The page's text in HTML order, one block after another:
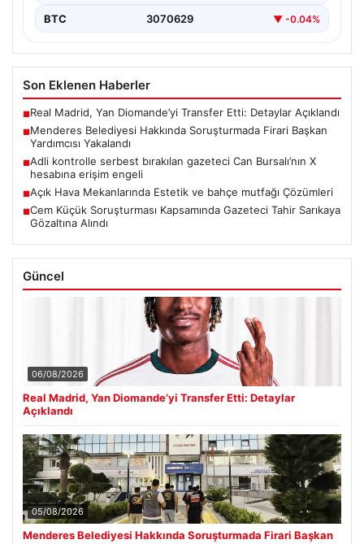
BTC 3070629 ▼ -0.04%
Son Eklenen Haberler
■Real Madrid, Yan Diomande’yi Transfer Etti: Detaylar Açıklandı
■Menderes Belediyesi Hakkında Soruşturmada Firari Başkan
Yardımcısı Yakalandı
■Adli kontrolle serbest bırakılan gazeteci Can Bursalı’nın X
hesabına erişim engeli
■Açık Hava Mekanlarında Estetik ve bahçe mutfağı Çözümleri
■Cem Küçük Soruşturması Kapsamında Gazeteci Tahir Sarıkaya
Gözaltına Alındı
Güncel
06/08/2026
Real Madrid, Yan Diomande’yi Transfer Etti: Detaylar
Açıklandı
05/08/2026
Menderes Belediyesi Hakkında Soruşturmada Firari Başkan